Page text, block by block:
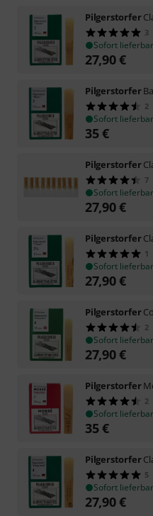
Pilgerstorfer
3
Sofort lieferbar
27,90€
Pilgerstorfer
2
Sofort lieferbar
35€
Pilgerstorfer
7
Sofort lieferbar
27,90€
Pilgerstorfer
1
Sofort lieferbar
27,90€
Pilgerstorfer
2
Sofort lieferbar
27,90€
Pilgerstorfer
2
Sofort lieferbar
35€
Pilgerstorfer
5
Sofort lieferbar
27,90€